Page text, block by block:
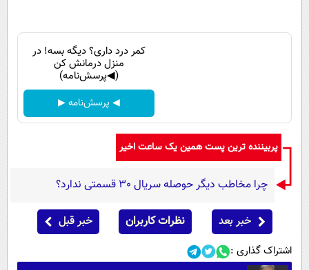
کمر درد داری؟ دیگه بسه! در
منزل درمانش کن
(◀پرسش‌نامه)
◀ پرسش‌نامه ▶
پربیننده ترین پست همین یک ساعت اخیر
چرا مخاطب دیگر حوصله سریال 30 قسمتی ندارد؟
خبر بعد نظرات کاربران خبر قبل
اشتراک گذاری :